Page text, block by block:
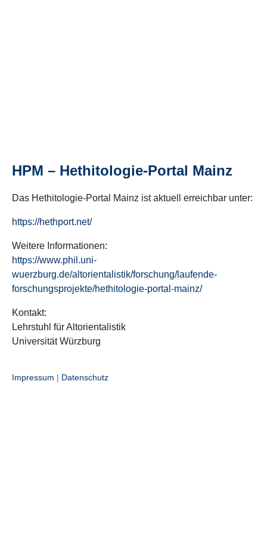
HPM – Hethitologie-Portal Mainz
Das Hethitologie-Portal Mainz ist aktuell erreichbar unter:
https://hethport.net/
Weitere Informationen:
https://www.phil.uni-
wuerzburg.de/altorientalistik/forschung/laufende-
forschungsprojekte/hethitologie-portal-mainz/
Kontakt:
Lehrstuhl für Altorientalistik
Universität Würzburg
Impressum | Datenschutz